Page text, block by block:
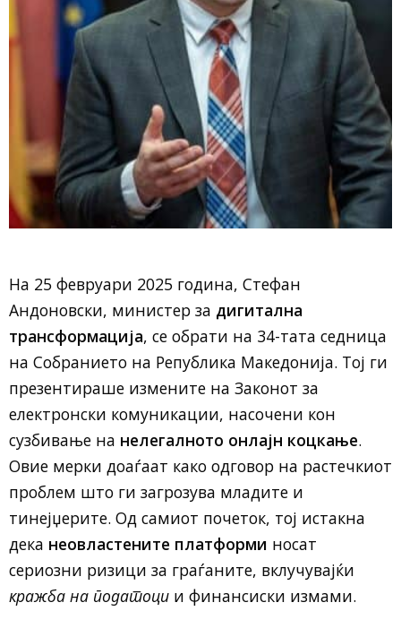
На 25 февруари 2025 година, Стефан
Андоновски, министер за дигитална
трансформација, се обрати на 34-тата седница
на Собранието на Република Македонија. Тој ги
презентираше измените на Законот за
електронски комуникации, насочени кон
сузбивање на нелегалното онлајн коцкање.
Овие мерки доаѓаат како одговор на растечкиот
проблем што ги загрозува младите и
тинејџерите. Од самиот почеток, тој истакна
дека неовластените платформи носат
сериозни ризици за граѓаните, вклучувајќи
кражба на податоци и финансиски измами.